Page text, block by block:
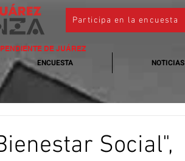
Participa en la encuesta
DE JUÁREZ
ENCUESTA NOTICIAS
Social",